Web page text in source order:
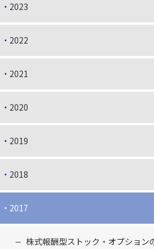
2023
2022
2021
2020
2019
2018
2017
株式報酬型ストック・オプション